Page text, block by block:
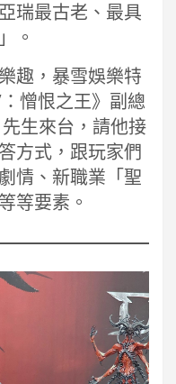
瑞最古老、最具
。
趣，暴雪娛樂特
憎恨之王》副總
生來台，請他接
方式，跟玩家們
情、新職業「聖
等要素。